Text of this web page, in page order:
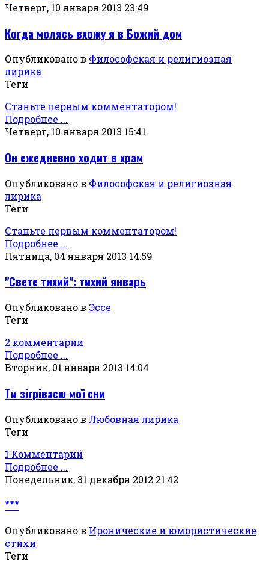
Четверг, 10 января 2013 23:49
Когда молясь вхожу я в Божий дом
Опубликовано в Философская и религиозная
лирика
Теги
Станьте первым комментатором!
Подробнее ...
Четверг, 10 января 2013 15:41
Он ежедневно ходит в храм
Опубликовано в Философская и религиозная
лирика
Теги
Станьте первым комментатором!
Подробнее ...
Пятница, 04 января 2013 14:59
"Свете тихий": тихий январь
Опубликовано в Эссе
Теги
2 комментарии
Подробнее ...
Вторник, 01 января 2013 14:04
Ти зігріваєш мої сни
Опубликовано в Любовная лирика
Теги
1 Комментарий
Подробнее ...
Понедельник, 31 декабря 2012 21:42
***
Опубликовано в Иронические и юмористические
стихи
Теги